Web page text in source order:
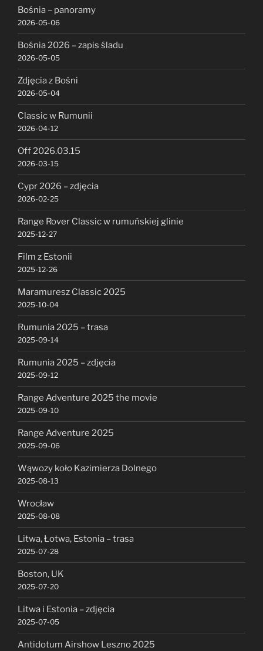
Bośnia – panoramy
2026-05-06
Bośnia 2026 – zapis śladu
2026-05-05
Zdjęcia z Bośni
2026-05-04
Classic w Rumunii
2026-04-12
Off 2026.03.15
2026-03-15
Cypr 2026 – zdjęcia
2026-02-25
Range Rover Classic w rumuńskiej glinie
2025-12-27
Film z Estonii
2025-12-26
Maramuresz Classic 2025
2025-10-04
Rumunia 2025 – trasa
2025-09-14
Rumunia 2025 – zdjęcia
2025-09-12
Range Adventure 2025 the movie
2025-09-10
Range Adventure 2025
2025-09-06
Wąwozy koło Kazimierza Dolnego
2025-08-13
Wrocław
2025-08-08
Litwa, Łotwa, Estonia – trasa
2025-07-28
Boston, UK
2025-07-20
Litwa i Estonia – zdjęcia
2025-07-05
Antidotum Airshow Leszno 2025